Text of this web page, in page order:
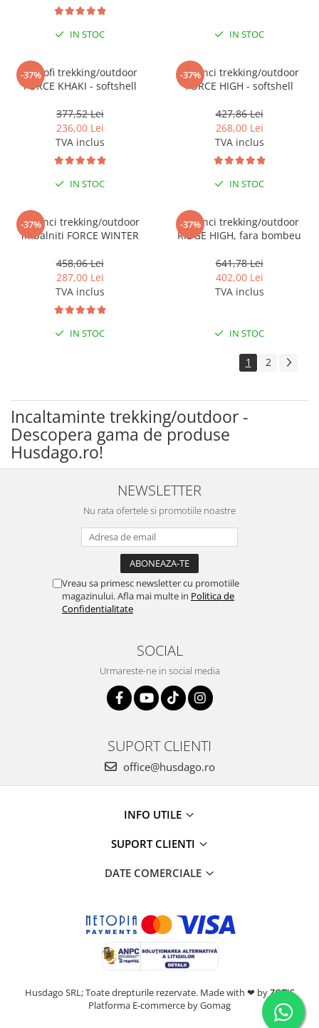
IN STOC IN STOC
-37%
Pantofi trekking/outdoor
FORCE KHAKI - softshell
377,52 Lei
236,00 Lei
TVA inclus
IN STOC
-37%
Bocanci trekking/outdoor
FORCE HIGH - softshell
427,86 Lei
268,00 Lei
TVA inclus
IN STOC
-37%
Bocanci trekking/outdoor
imbalniti FORCE WINTER
458,06 Lei
287,00 Lei
TVA inclus
IN STOC
-37%
Bocanci trekking/outdoor
RIDGE HIGH, fara bombeu
641,78 Lei
402,00 Lei
TVA inclus
IN STOC
1 2
Incaltaminte trekking/outdoor -
Descopera gama de produse
Husdago.ro!
NEWSLETTER
Nu rata ofertele si promotiile noastre
Vreau sa primesc newsletter cu promotiile
magazinului. Afla mai multe in Politica de
Confidentialitate
SOCIAL
Urmareste-ne in social media
SUPORT CLIENTI
office@husdago.ro
INFO UTILE
SUPORT CLIENTI
DATE COMERCIALE
Husdago SRL; Toate drepturile rezervate. Made with ❤ byZOTIS
Platforma E-commerce by Gomag